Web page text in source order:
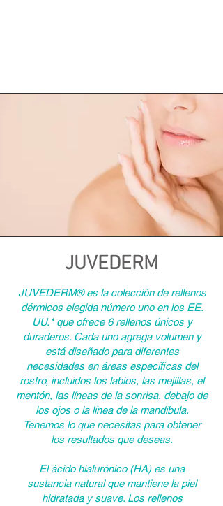
JUVEDERM
JUVEDERM® es la colección de rellenos
dérmicos elegida número uno en los EE.
UU.* que ofrece 6 rellenos únicos y
duraderos. Cada uno agrega volumen y
está diseñado para diferentes
necesidades en áreas específicas del
rostro, incluidos los labios, las mejillas, el
mentón, las líneas de la sonrisa, debajo de
los ojos o la línea de la mandíbula.
Tenemos lo que necesitas para obtener
los resultados que deseas.
El ácido hialurónico (HA) es una
sustancia natural que mantiene la piel
hidratada y suave. Los rellenos